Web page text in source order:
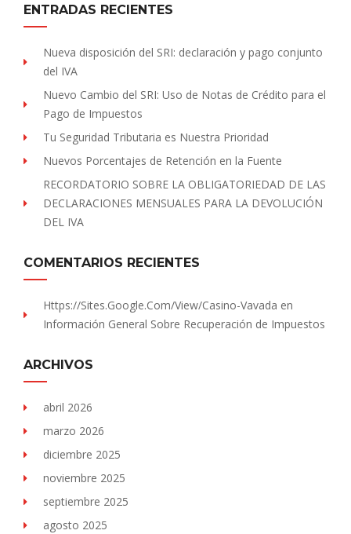
ENTRADAS RECIENTES
Nueva disposición del SRI: declaración y pago conjunto
del IVA
Nuevo Cambio del SRI: Uso de Notas de Crédito para el
Pago de Impuestos
Tu Seguridad Tributaria es Nuestra Prioridad
Nuevos Porcentajes de Retención en la Fuente
RECORDATORIO SOBRE LA OBLIGATORIEDAD DE LAS
DECLARACIONES MENSUALES PARA LA DEVOLUCIÓN
DEL IVA
COMENTARIOS RECIENTES
Https://sites.Google.com/view/Casino-Vavada en
Información General Sobre Recuperación de Impuestos
ARCHIVOS
abril 2026
marzo 2026
diciembre 2025
noviembre 2025
septiembre 2025
agosto 2025